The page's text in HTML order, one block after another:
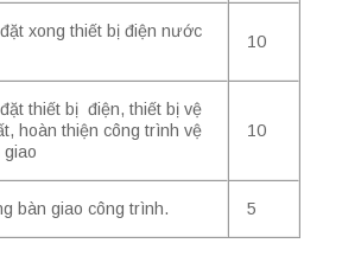
xong thiết bị điện nước
10
thiết bị điện, thiết bị vệ
hoàn thiện công trình vệ
giao
10
bàn giao công trình. 5